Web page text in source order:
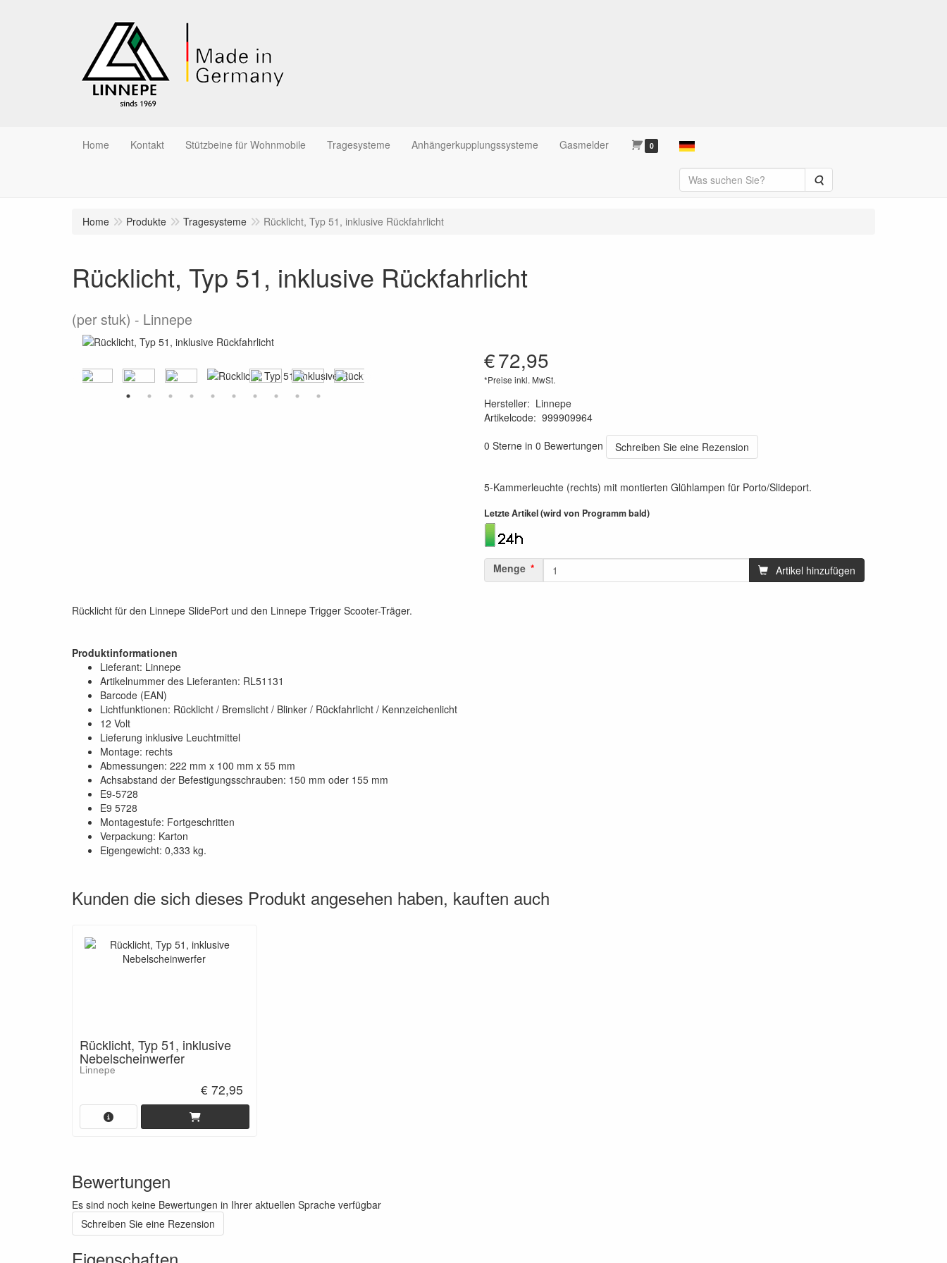
Home Kontakt Stützbeine für Wohnmobile Tragesysteme Anhängerkupplungssysteme Gasmelder 0
Suche
Home Produkte Tragesysteme Rücklicht, Typ 51, inklusive Rückfahrlicht
Rücklicht, Typ 51, inklusive Rückfahrlicht
(per stuk) Linnepe
€72,95
*Preise inkl. MwSt.
Hersteller: Linnepe
Artikelcode: 999909964
0 Sterne in 0 Bewertungen
Schreiben Sie eine Rezension
5-Kammerleuchte (rechts) mit montierten Glühlampen für Porto/Slideport.
Letzte Artikel (wird von Programm bald)
Menge Artikel hinzufügen
Rücklicht für den Linnepe SlidePort und den Linnepe Trigger Scooter-Träger.
Produktinformationen
Lieferant: Linnepe
Artikelnummer des Lieferanten: RL51131
Barcode (EAN)
Lichtfunktionen: Rücklicht / Bremslicht / Blinker / Rückfahrlicht / Kennzeichenlicht
12 Volt
Lieferung inklusive Leuchtmittel
Montage: rechts
Abmessungen: 222 mm x 100 mm x 55 mm
Achsabstand der Befestigungsschrauben: 150 mm oder 155 mm
E9-5728
E9 5728
Montagestufe: Fortgeschritten
Verpackung: Karton
Eigengewicht: 0,333 kg.
Kunden die sich dieses Produkt angesehen haben, kauften auch
Rücklicht, Typ 51, inklusive
Nebelscheinwerfer
Linnepe
€ 72,95
Bewertungen
Es sind noch keine Bewertungen in Ihrer aktuellen Sprache verfügbar
Schreiben Sie eine Rezension
Eigenschaften